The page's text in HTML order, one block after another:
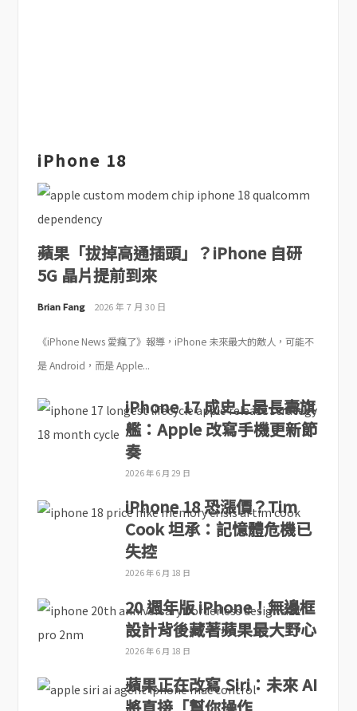
iPhone 18
蘋果「拔掉高通插頭」？iPhone 自研
5G 晶片提前到來
Brian Fang 2026 年 7 月 30 日
《iPhone News 愛瘋了》報導，iPhone 未來最大的敵人，可能不
是 Android，而是 Apple...
iPhone 17 成史上最長壽旗
艦：Apple 改寫手機更新節
奏
2026 年 6 月 29 日
iPhone 18 恐漲價？Tim
Cook 坦承：記憶體危機已
失控
2026 年 6 月 18 日
20 週年版 iPhone！無邊框
設計背後藏著蘋果最大野心
2026 年 6 月 18 日
蘋果正在改寫 Siri：未來 AI